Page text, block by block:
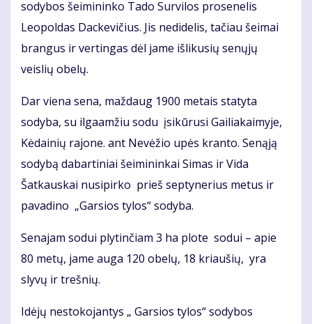
sodybos šeimininko Tado Survilos prosenelis
Leopoldas Dackevičius. Jis nedidelis, tačiau šeimai
brangus ir vertingas dėl jame išlikusių senųjų
veislių obelų.
Dar viena sena, maždaug 1900 metais statyta
sodyba, su ilgaamžiu sodu įsikūrusi Gailiakaimyje,
Kėdainių rajone. ant Nevėžio upės kranto. Senąją
sodybą dabartiniai šeimininkai Simas ir Vida
Šatkauskai nusipirko prieš septynerius metus ir
pavadino „Garsios tylos“ sodyba.
Senajam sodui plytinčiam 3 ha plote sodui – apie
80 metų, jame auga 120 obelų, 18 kriaušių, yra
slyvų ir trešnių.
Idėjų nestokojantys „ Garsios tylos“ sodybos